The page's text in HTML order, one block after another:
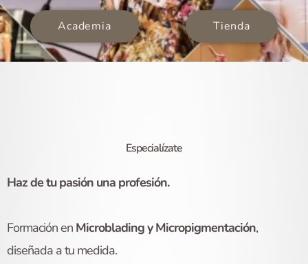
Academia Tienda
Especialízate
Haz de tu pasión una profesión.
Formación en Microblading y Micropigmentación,
diseñada a tu medida.